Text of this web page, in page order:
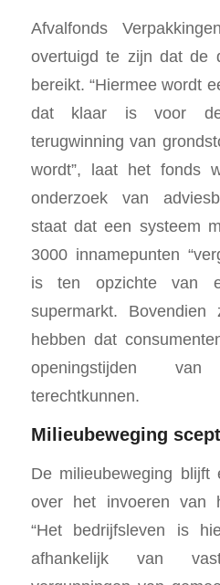
Afvalfonds
overtuigd te zijn dat de
bereikt. “Hiermee wordt
dat klaar is voor de
terugwinning van
wordt”, laat het fonds
onderzoek van
staat dat een systeem
3000 innamepunten
is ten opzichte van
supermarkt.
hebben dat
openingstijden
terechtkunnen.
Milieubeweging
De milieubeweging blijft
over het invoeren van
“Het bedrijfsleven is
afhankelijk van